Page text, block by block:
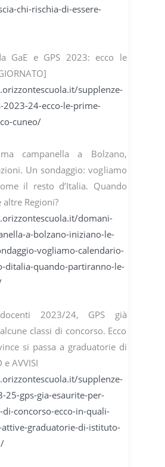
chi-rischia-di-essere-
GaE e GPS 2023: ecco le
supplenze-
2023-24-ecco-le-prime-
cuneo/
campanella a Bolzano,
Un sondaggio: vogliamo
il resto d’Italia. Quando
Regioni?
domani-
a-bolzano-iniziano-le-
vogliamo-calendario-
ditalia-quando-partiranno-le-
2023/24, GPS già
classi di concorso. Ecco
si passa a graduatorie di
AVVISI
supplenze-
25-gps-gia-esaurite-per-
di-concorso-ecco-in-quali-
graduatorie-di-istituto-